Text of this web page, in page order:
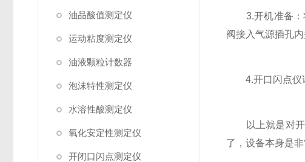
油品酸值测定仪
运动粘度测定仪
油液颗粒计数器
泡沫特性测定仪
水溶性酸测定仪
氧化安定性测定仪
开闭口闪点测定仪
3.开机准备：将
阀接入气源插孔
4.开口闪点仪试
以上就是对开
了，设备本身是